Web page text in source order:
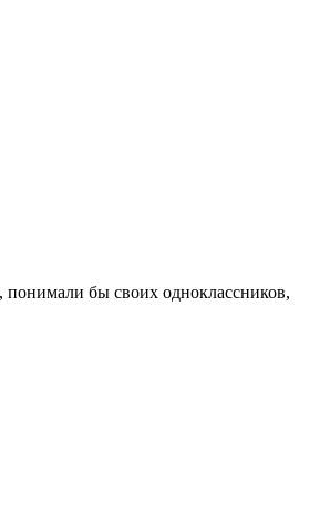
понимали бы своих одноклассников,